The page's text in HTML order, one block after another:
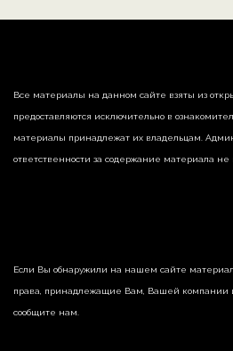
Все материалы на данном сайте взяты из
предоставляются исключительно в
материалы принадлежат их владельцам.
ответственности за содержание материала не
Если Вы обнаружили на нашем сайте
права, принадлежащие Вам, Вашей компании
сообщите нам.